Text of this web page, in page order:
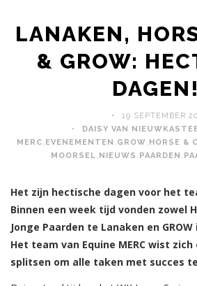
LANAKEN,
& GROW:
DAGEN!
19 SEPTEMBER
DAISY VAN
MERC, EVENEMENTEN , GROW, HORSE &
MOORSEL, NIEUWS , PAARDEN ,
Het zijn hectische dagen voor het
Binnen een week tijd vonden zowel
Jonge Paarden te Lanaken en
Het team van Equine MERC wist
splitsen om alle taken met succes